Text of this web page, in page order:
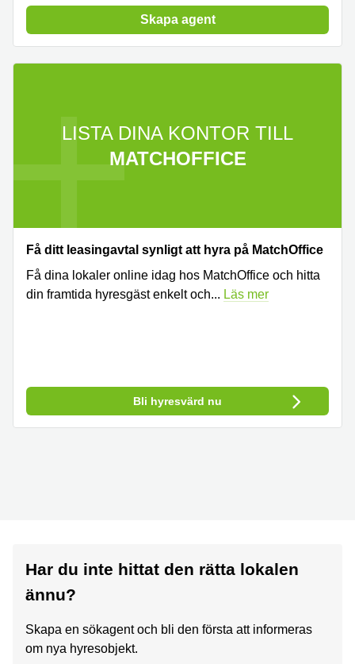
Skapa agent
LISTA DINA KONTOR TILL
MATCHOFFICE
Få ditt leasingavtal synligt att hyra på MatchOffice
Få dina lokaler online idag hos MatchOffice och hitta
din framtida hyresgäst enkelt och... Läs mer
Bli hyresvärd nu
Har du inte hittat den rätta lokalen
ännu?
Skapa en sökagent och bli den första att informeras
om nya hyresobjekt.